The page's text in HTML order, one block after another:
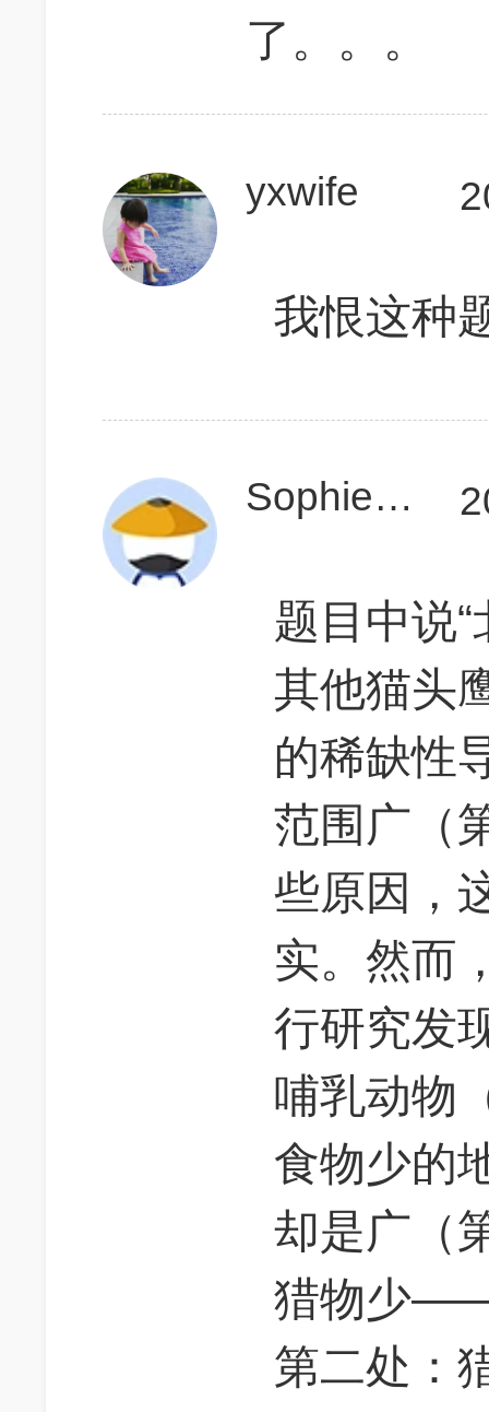
了。。。
yxwife
我恨这种
Sophieee666
题目中说
其他猫头
的稀缺性
范围广（
些原因，
实。然而
行研究发
哺乳动物
食物少的
却是广（
猎物少
第二处：